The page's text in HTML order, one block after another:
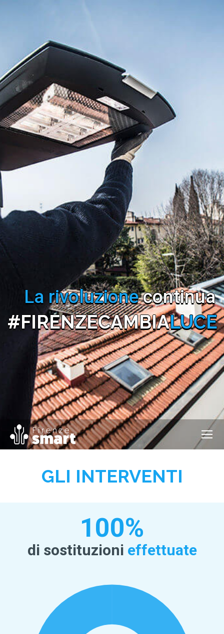
La rivoluzionecontinua
#FIRENZECAMBIALUCE
GLI INTERVENTI
100%
di sostituzioni effettuate